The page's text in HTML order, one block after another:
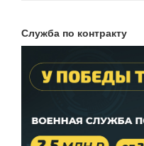
Служба по контракту